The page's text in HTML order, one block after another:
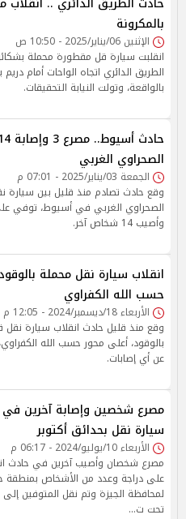
بالمكرونة
الإثنين 06/يناير/2025 - 10:50 ص
انقلبت سيارة قل مقطورة محملة
الطريق الدائري اتجاه الواحات أمام
بالواقعة، وتولت النيابة التحقيقات.
الصحراوي الغربي
الجمعة 03/يناير/2025 - 07:01 م
وقع حادث تصادم منذ قليل بين سيارة
وأصيب 14 شخاص آخر.
انقلاب سيارة نقل محملة
حسب الله الكفراوي
الأربعاء 18/ديسمبر/2024 - 12:05 م
وقع منذ قليل حادث انقلاب سيارة
بالوقود، أعلى محور حسب الله
عن أي إصابات.
مصرع شخصين وإصابة آخرين في
سيارة نقل بحدائق أكتوبر
الأربعاء 10/يوليو/2024 - 06:17 م
مصرع شخصان وأصيب آخرين في حادث
على دراجة وعدد من الأشخاص بمنطقة
لمحافظة الجيزة وتم نقل المتوفين
تحت ت…